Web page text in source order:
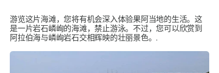
游览这片海滩，您将有机会深入体验果阿当地的生活。这
是一片岩石嶙峋的海滩，禁止游泳。不过，您可以欣赏到
阿拉伯海与嶙峋岩石交相辉映的壮丽景色。.